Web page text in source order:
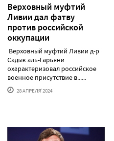
Верховный муфтий
Ливии дал фатву
против российской
оккупации
Верховный муфтий Ливии д-р
Садык аль-Гарьяни
охарактеризовал российское
военное присутствие в......
28 АПРЕЛЯ'2024